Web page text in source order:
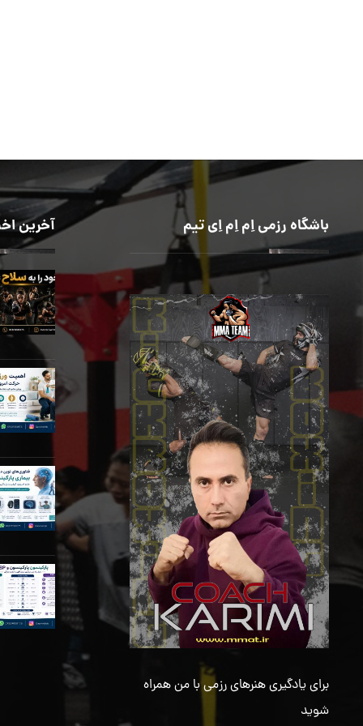
باشگاه رزمی اِم اِم اِی تیم
برای یادگیری هنرهای رزمی با من همراه
شوید
آخرین